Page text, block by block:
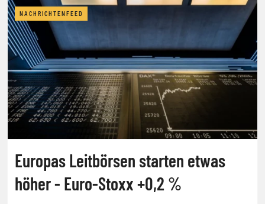
NACHRICHTENFEED
Europas Leitbörsen starten etwas
höher - Euro-Stoxx +0,2 %